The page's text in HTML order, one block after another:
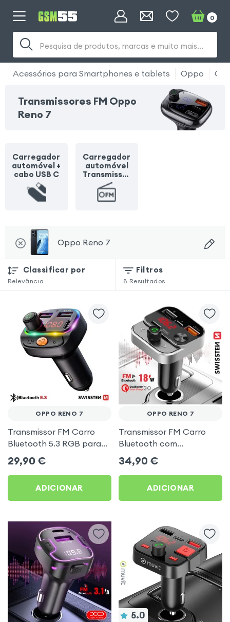
Pesquisa de produtos, marcas e muito mais...
0
Acessórios para Smartphones e tablets Oppo
Transmissores FM Oppo
Reno 7
Carregador
automóvel +
cabo USB C
Carregador
automóvel
Transmissor
FM
Oppo Reno 7
Classificar por
Relevância
Filtros
8 Resultados
OPPO RENO 7
Transmissor FM Carro
Bluetooth 5.3 RGB para
Oppo Reno 7
29,90 €
ADICIONAR
OPPO RENO 7
Transmissor FM Carro
Bluetooth com
carregamento duplo de
música USB Preto
34,90 €
ADICIONAR
5.0